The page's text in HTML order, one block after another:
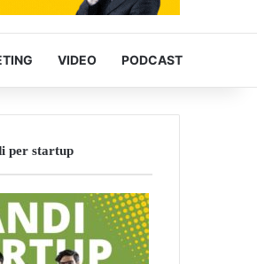
VIDEO PODCAST
per startup